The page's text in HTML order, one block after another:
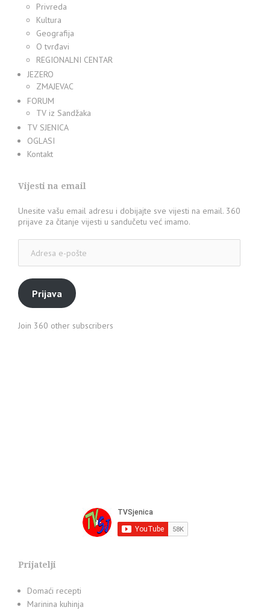
Privreda
Kultura
Geografija
O tvrđavi
REGIONALNI CENTAR
JEZERO
ZMAJEVAC
FORUM
TV iz Sandžaka
TV SJENICA
OGLASI
Kontakt
Vijesti na email
Unesite vašu email adresu i dobijajte sve vijesti na email. 360
prijave za čitanje vijesti u sandučetu već imamo.
pošte
Prijava
Join 360 other subscribers
Prijatelji
Domaći recepti
Marinina kuhinja